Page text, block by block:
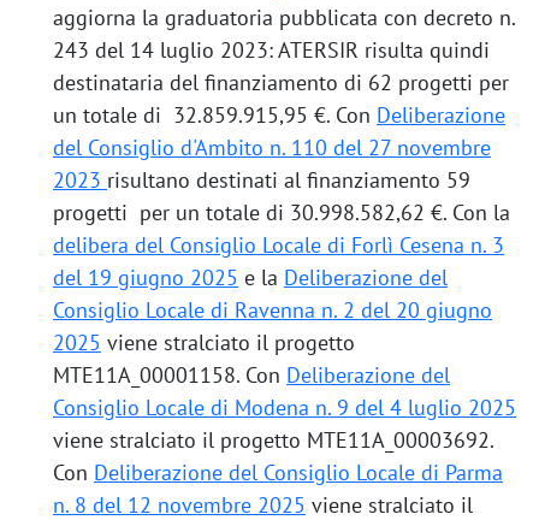
aggiorna la graduatoria pubblicata con decreto n.
243 del 14 luglio 2023: ATERSIR risulta quindi
destinataria del finanziamento di 62 progetti per
un totale di 32.859.915,95 €. Con Deliberazione
del Consiglio d'Ambito n. 110 del 27 novembre
2023 risultano destinati al finanziamento 59
progetti per un totale di 30.998.582,62 €. Con la
delibera del Consiglio Locale di Forlì Cesena n. 3
del 19 giugno 2025 e la Deliberazione del
Consiglio Locale di Ravenna n. 2 del 20 giugno
2025 viene stralciato il progetto
MTE11A_00001158. Con Deliberazione del
Consiglio Locale di Modena n. 9 del 4 luglio 2025
viene stralciato il progetto MTE11A_00003692.
Con Deliberazione del Consiglio Locale di Parma
n. 8 del 12 novembre 2025 viene stralciato il